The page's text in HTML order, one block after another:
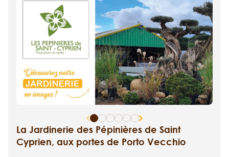
La Jardinerie des Pépinières de Saint
Cyprien, aux portes de Porto Vecchio